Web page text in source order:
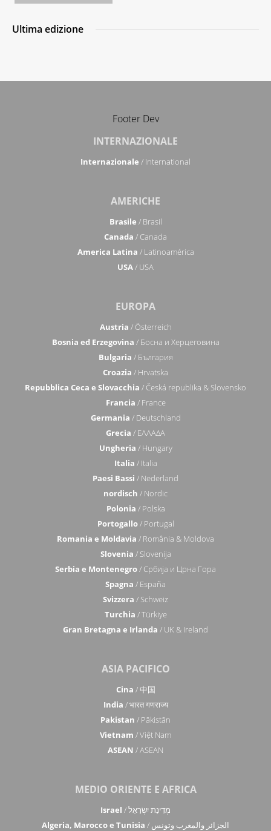
Ultima edizione
Footer Dev
INTERNAZIONALE
Internazionale / International
AMERICHE
Brasile / Brasil
Canada / Canada
America Latina / Latinoamérica
USA/ USA
EUROPA
Austria / Österreich
Bosnia ed Erzegovina / Босна и Херцеговина
Bulgaria / България
Croazia / Hrvatska
Repubblica Ceca e Slovacchia / Česká republika & Slovensko
Francia / France
Germania / Deutschland
Grecia / ΕΛΛΑΔΑ
Ungheria / Hungary
Italia / Italia
Paesi Bassi / Nederland
nordisch / Nordic
Polonia / Polska
Portogallo/ Portugal
Romania e Moldavia / România & Moldova
Slovenia / Slovenija
Serbia e Montenegro/ Србија и Црна Гора
Spagna / España
Svizzera / Schweiz
Turchia / Türkiye
Gran Bretagna e Irlanda / UK & Ireland
ASIA PACIFICO
Cina / 中国
India / भारत गणराज्य
Pakistan / Pākistān
Vietnam / Việt Nam
ASEAN / ASEAN
MEDIO ORIENTE E AFRICA
Israel
/ מְדִינַת יִשְׂרָאֵל
Algeria, Marocco e Tunisia
/ الجزائر والمغرب وتونس